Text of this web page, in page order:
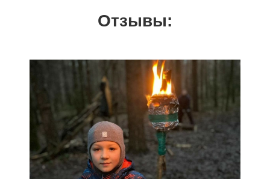
Репортаж ко дню отца на России 24
с участием СлаваДетям
Смотреть оригинал материала
Отзывы: